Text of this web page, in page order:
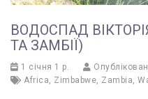
ВОДОСПАД
ТА ЗАМБІЇ)
1 січня 1 р.
Africa, Zimbabwe, Zambia,